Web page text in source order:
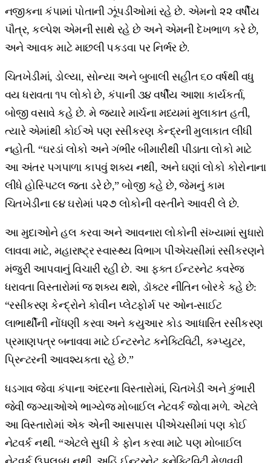
નજીકના કંપામાં પોતાની ઝૂંપડીઓમાં રહે છે. એમનો ૨૨ વર્ષીય
પૌત્ર, કલ્પેશ એમની સાથે રહે છે અને એમની દેખભાળ કરે છે,
અને આવક માટે માછલી પકડવા પર નિર્ભર છે.
ચિતખેડીમાં, ડોલ્યા, સોન્યા અને બુબાલી સહીત ૬૦ વર્ષથી વધુ
વય ધરાવતા ૧૫ લોકો છે, કંપાની ૩૪ વર્ષીય આશા કાર્યકર્તા,
બોજી વસાવે કહે છે. મે જ્યારે માર્ચના મધ્યમાં મુલાકાત હતી,
ત્યારે એમાંથી કોઈએ પણ રસીકરણ કેન્દ્રની મુલાકાત લીધી
નહોતી. “ઘરડાં લોકો અને ગંભીર બીમારીથી પીડાતા લોકો માટે
આ અંતર પગપાળા કાપવું શક્ય નથી, અને ઘણાં લોકો કોરોનાના
લીધે હોસ્પિટલ જતા ડરે છે,” બોજી કહે છે, જેમનું કામ
ચિતખેડીના ૯૪ ઘરોમાં ૫૨૭ લોકોની વસ્તીને આવરી લે છે.
આ મુદાઓને હલ કરવા અને આવનારા લોકોની સંખ્યામાં સુધારો
લાવવા માટે, મહારાષ્ટ્ર સ્વાસ્થ્ય વિભાગ પીએચસીમાં રસીકરણને
મંજુરી આપવાનું વિચારી રહી છે. આ ફક્ત ઈન્ટરનેટ કવરેજ
ધરાવતા વિસ્તારોમાં જ શક્ય થશે, ડૉક્ટર નીતિન બોરકે કહે છે:
“રસીકરણ કેન્દ્રોને કોવીન પ્લેટફોર્મ પર ઓન-સાઈટ
લાભાર્થીની નોંધણી કરવા અને કયુઆર કોડ આધારિત રસીકરણ
પ્રમાણપત્ર બનાવવા માટે ઈન્ટરનેટ કનેક્ટિવિટી, કમ્પ્યુટર,
પ્રિન્ટરની આવશ્યકતા રહે છે.”
ધડગાવ જેવા કંપાના અંદરના વિસ્તારોમાં, ચિતખેડી અને કુંભારી
જેવી જગ્યાઓએ ભાગ્યેજ મોબાઈલ નેટવર્ક જોવા મળે. એટલે
આ વિસ્તારોમાં એક એની આસપાસ પીએચસીમાં પણ કોઈ
નેટવર્ક નથી. “એટલે સુધી કે ફોન કરવા માટે પણ મોબાઈલ